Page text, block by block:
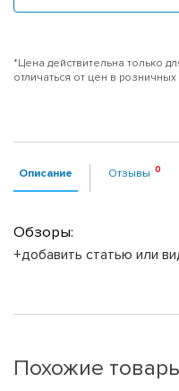
*Цена действительна только
отличаться от цен в
Описание Отзывы
Обзоры:
+добавить статью или
Похожие